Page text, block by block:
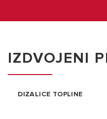
IZDVOJENI
DIZALICE TOPLINE